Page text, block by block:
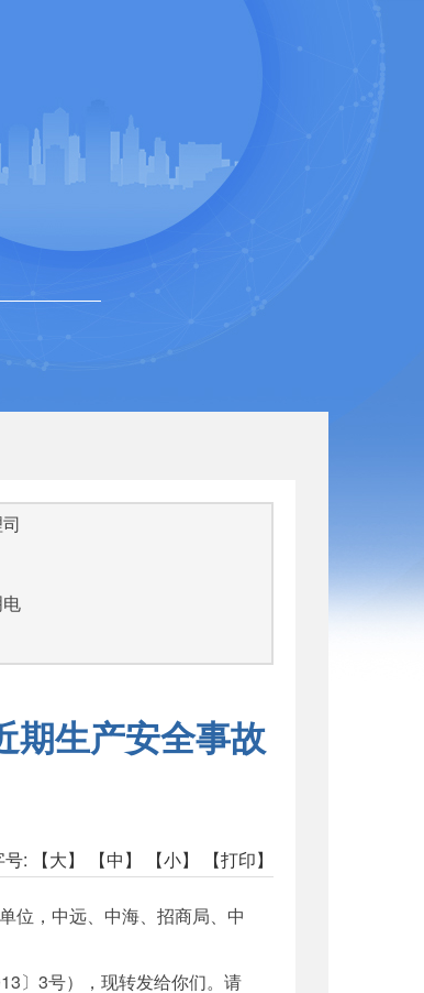
期生产安全事故
号: 【大】 【中】 【小】 【打印】
位，中远、中海、招商局、中
〕3号），现转发给你们。请